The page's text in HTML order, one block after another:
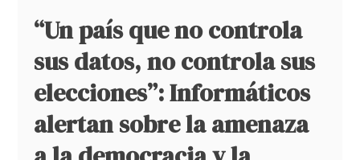
“Un país que no controla
sus datos, no controla sus
elecciones”: Informáticos
alertan sobre la amenaza